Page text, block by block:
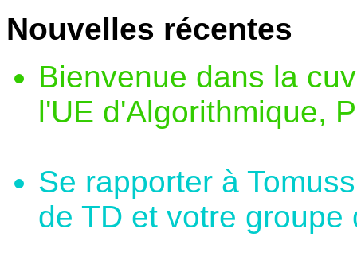
Nouvelles récentes
Bienvenue dans la
l'UE d'Algorithmique,
Se rapporter à
de TD et votre groupe